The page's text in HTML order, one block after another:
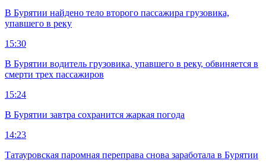
В Бурятии найдено тело второго пассажира грузовика,
упавшего в реку
15:30
В Бурятии водитель грузовика, упавшего в реку, обвиняется в
смерти трех пассажиров
15:24
В Бурятии завтра сохранится жаркая погода
14:23
Татауровская паромная переправа снова заработала в Бурятии